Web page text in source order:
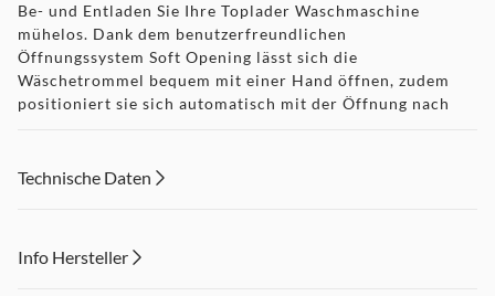
Be- und Entladen Sie Ihre Toplader Waschmaschine
mühelos. Dank dem benutzerfreundlichen
Öffnungssystem Soft Opening lässt sich die
Wäschetrommel bequem mit einer Hand öffnen, zudem
positioniert sie sich automatisch mit der Öffnung nach
MISCHWÄSCHE-PROGRAMM
Technische Daten
Info Hersteller